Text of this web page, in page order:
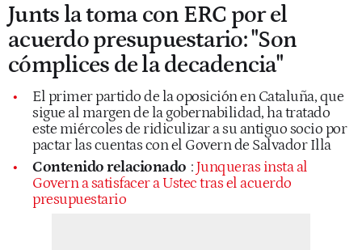
Junts la toma con ERC por el
acuerdo presupuestario: "Son
cómplices de la decadencia"
El primer partido de la oposición en Cataluña, que
sigue al margen de la gobernabilidad, ha tratado
este miércoles de ridiculizar a su antiguo socio por
pactar las cuentas con el Govern de Salvador Illa
Contenido relacionado : Junqueras insta al
Govern a satisfacer a Ustec tras el acuerdo
presupuestario